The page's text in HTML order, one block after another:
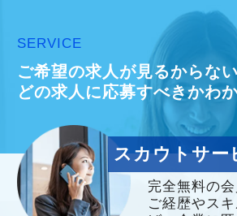
SERVICE
ご希望の求人が見るからな
どの求人に応募すべきかわ
スカウトサー
完全無料の会
ご経歴やス